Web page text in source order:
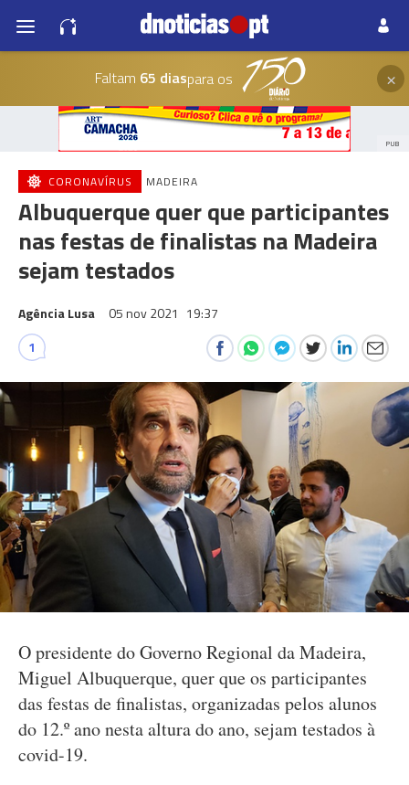
Faltam 65 diaspara os ×
PUB
CORONAVÍRUS MADEIRA
Albuquerque quer que participantes
nas festas de finalistas na Madeira
sejam testados
Agência Lusa 05 nov 2021 19:37
1
O presidente do Governo Regional da Madeira,
Miguel Albuquerque, quer que os participantes
das festas de finalistas, organizadas pelos alunos
do 12.º ano nesta altura do ano, sejam testados à
covid-19.